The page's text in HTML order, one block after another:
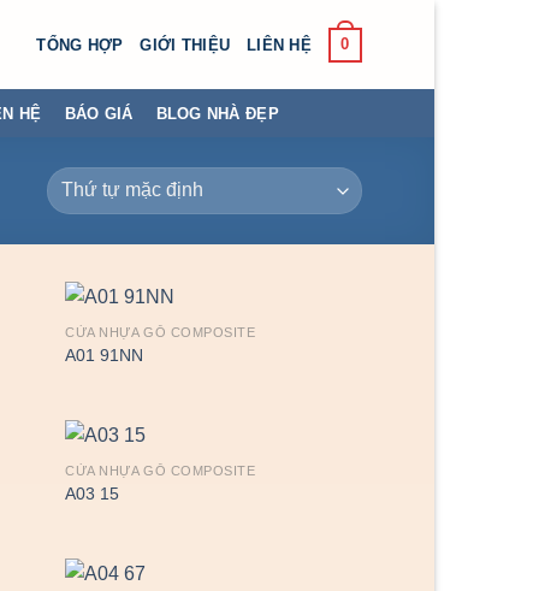
TỔNG HỢP GIỚI THIỆU LIÊN HỆ 0
HỆ BÁO GIÁ BLOG NHÀ ĐẸP
CỬA NHỰA GỖ COMPOSITE
A01 91NN
CỬA NHỰA GỖ COMPOSITE
A03 15